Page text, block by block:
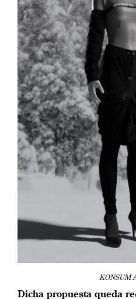
KONSUM
Dicha propuesta queda